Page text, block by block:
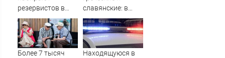
резервистов в
огневые группы
(ФОТО)
славянские: в
курганском ЗАГСе
назвали самые
редкие имена за
2026 год
Более 7 тысяч
Находящуюся в